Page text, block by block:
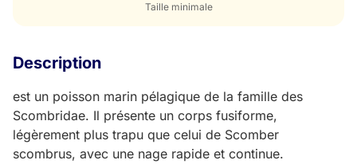
Taille minimale
Description
est un poisson marin pélagique de la famille des
Scombridae. Il présente un corps fusiforme,
légèrement plus trapu que celui de Scomber
scombrus, avec une nage rapide et continue.